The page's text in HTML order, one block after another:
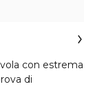
con estrema
di